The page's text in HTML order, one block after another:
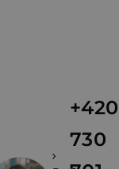
+420
730